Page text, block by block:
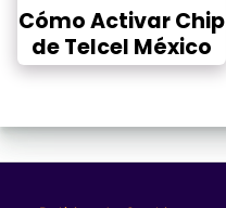
Cómo Activar Chip
de Telcel México